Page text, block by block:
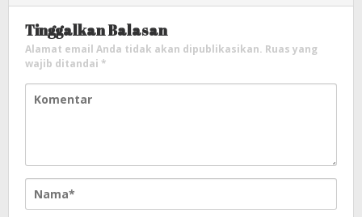
Tinggalkan Balasan
Alamat email Anda tidak akan dipublikasikan. Ruas yang
wajib ditandai *